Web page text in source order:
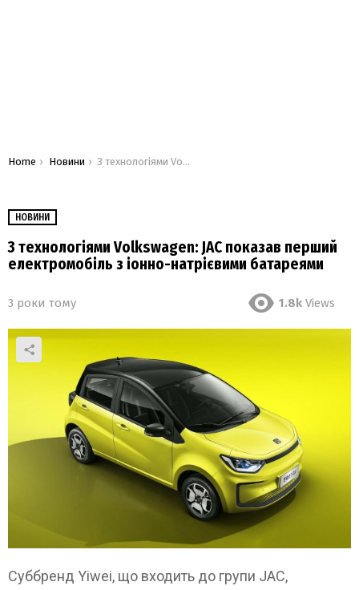
You are here:
Home Новини З технологіями Volkswagen: JAC показав перший електромобіль з іонно-натрієвими батареями
НОВИНИ
З технологіями Volkswagen: JAC показав перший
електромобіль з іонно-натрієвими батареями
3 роки тому 1.8k Views
Суббренд Yiwei, що входить до групи JAC,